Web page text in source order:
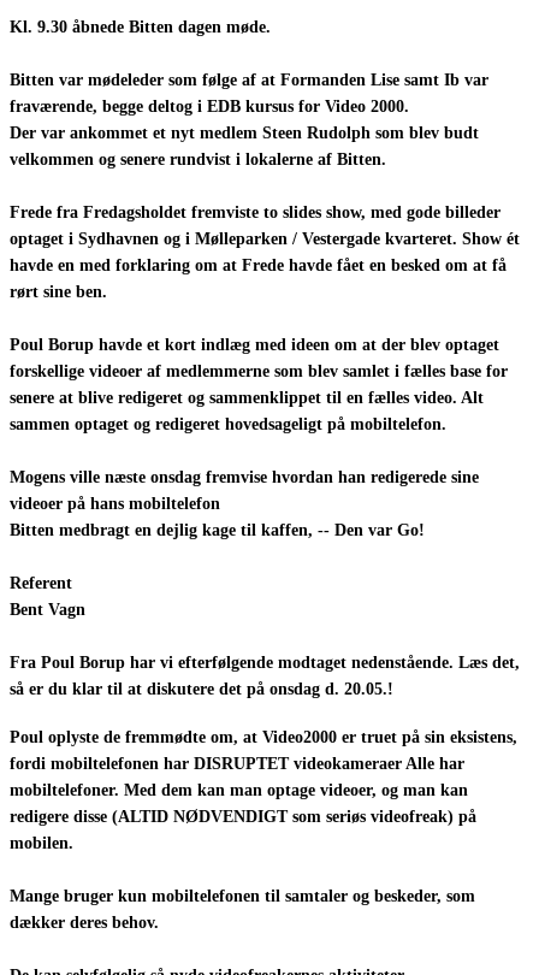
Kl. 9.30 åbnede Bitten dagen møde.
Bitten var mødeleder som følge af at Formanden Lise samt Ib var
fraværende, begge deltog i EDB kursus for Video 2000.
Der var ankommet et nyt medlem Steen Rudolph som blev budt
velkommen og senere rundvist i lokalerne af Bitten.
Frede fra Fredagsholdet fremviste to slides show, med gode billeder
optaget i Sydhavnen og i Mølleparken / Vestergade kvarteret. Show ét
havde en med forklaring om at Frede havde fået en besked om at få
rørt sine ben.
Poul Borup havde et kort indlæg med ideen om at der blev optaget
forskellige videoer af medlemmerne som blev samlet i fælles base for
senere at blive redigeret og sammenklippet til en fælles video. Alt
sammen optaget og redigeret hovedsageligt på mobiltelefon.
Mogens ville næste onsdag fremvise hvordan han redigerede sine
videoer på hans mobiltelefon
Bitten medbragt en dejlig kage til kaffen, -- Den var Go!
Referent
Bent Vagn
Fra Poul Borup har vi efterfølgende modtaget nedenstående. Læs det,
så er du klar til at diskutere det på onsdag d. 20.05.!
Poul oplyste de fremmødte om, at Video2000 er truet på sin eksistens,
fordi mobiltelefonen har DISRUPTET videokameraer Alle har
mobiltelefoner. Med dem kan man optage videoer, og man kan
redigere disse (ALTID NØDVENDIGT som seriøs videofreak) på
mobilen.
Mange bruger kun mobiltelefonen til samtaler og beskeder, som
dækker deres behov.